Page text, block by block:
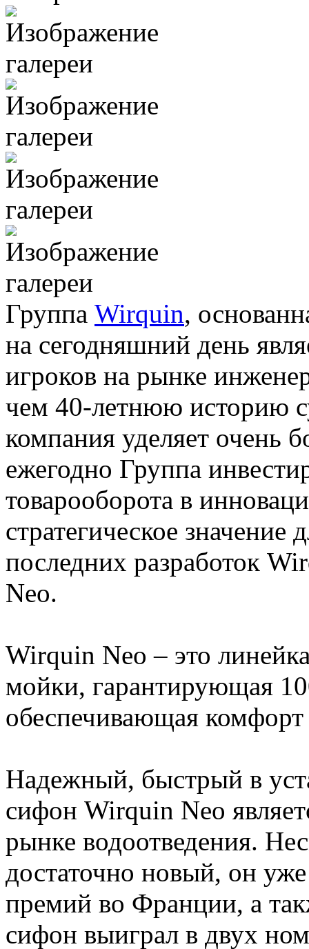
Группа Wirquin,
на сегодняшний день
игроков на рынке
чем 40-летнюю историю
компания уделяет
ежегодно Группа
товарооборота в
стратегическое
последних разработок
Neo.
Wirquin Neo – это
мойки, гарантирующая
обеспечивающая комфорт
Надежный, быстрый в
сифон Wirquin Neo
рынке водоотведения.
достаточно новый, он
премий во Франции, а
сифон выиграл в двух